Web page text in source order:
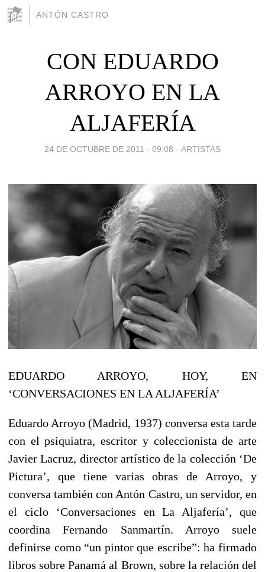
ANTÓN CASTRO
CON EDUARDO
ARROYO EN LA
ALJAFERÍA
24 DE OCTUBRE DE 2011 - 09:08 - ARTISTAS
EDUARDO ARROYO, HOY, EN
‘CONVERSACIONES EN LA ALJAFERÍA’
Eduardo Arroyo (Madrid, 1937) conversa esta tarde
con el psiquiatra, escritor y coleccionista de arte
Javier Lacruz, director artístico de la colección ‘De
Pictura’, que tiene varias obras de Arroyo, y
conversa también con Antón Castro, un servidor, en
el ciclo ‘Conversaciones en La Aljafería’, que
coordina Fernando Sanmartín. Arroyo suele
definirse como “un pintor que escribe”: ha firmado
libros sobre Panamá al Brown, sobre la relación del